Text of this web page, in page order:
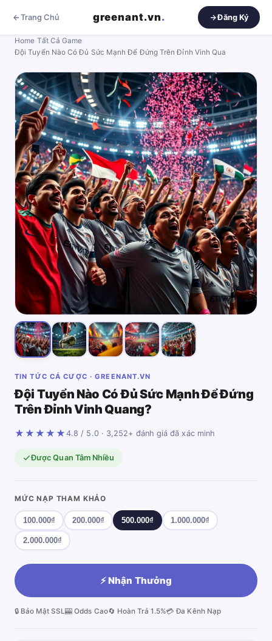
Trang Chủ greenant.vn. Đăng Ký
Home ›Tất Cả Game
Đội Tuyển Nào Có Đủ Sức Mạnh Để Đứng Trên Đỉnh Vinh Qua
TIN TỨC CÁ CƯỢC · GREENANT.VN
Đội Tuyển Nào Có Đủ Sức Mạnh Để Đứng
Trên Đỉnh Vinh Quang?
★★★★★ 4.8 / 5.0 · 3,252+ đánh giá đã xác minh
Được Quan Tâm Nhiều
MỨC NẠP THAM KHẢO
100.000₫ 200.000₫ 500.000₫ 1.000.000₫
2.000.000₫
⚡ Nhận Thưởng
🔒 Bảo Mật SSL🎰 Odds Cao🔄 Hoàn Trả 1.5%💳 Đa Kênh Nạp